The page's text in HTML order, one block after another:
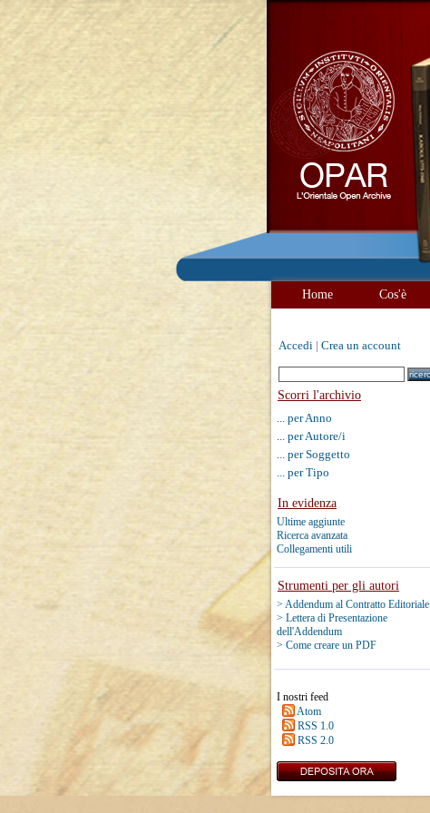
Home Cos'è
Accedi Crea un account
Scorri l'archivio
... per Anno
... per Autore/i
... per Soggetto
... per Tipo
In evidenza
Ultime aggiunte
Ricerca avanzata
Collegamenti utili
Strumenti per gli autori
> Addendum al Contratto Editoriale
> Lettera di Presentazione
dell'Addendum
> Come creare un PDF
I nostri feed
Atom
RSS 1.0
RSS 2.0